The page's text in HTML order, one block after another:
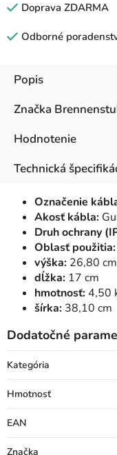
Doprava ZDARMA
Odborné
Popis
Značka
Hodnotenie
Technická
Označenie
Akosť kábla:
Druh ochrany
Oblasť použitia:
výška: 26,80 cm
dĺžka: 17 cm
hmotnosť: 4,50
šírka: 38,10 cm
Dodatočné
Kategória
Hmotnosť
EAN
Značka